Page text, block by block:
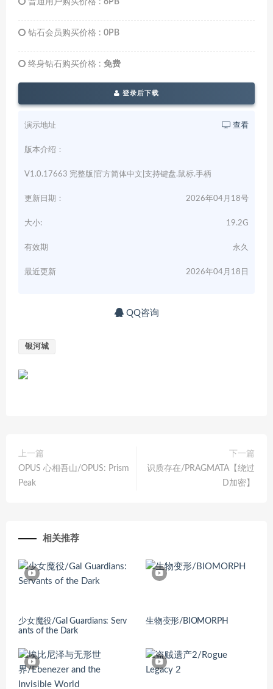
钻石会员购买价格 : 0PB
终身钻石购买价格 : 免费
登录后下载
演示地址 查看
版本介绍：
V1.0.17663 完整版|官方简体中文|支持键盘.鼠标.手柄
更新日期： 2026年04月18号
大小: 19.2G
有效期 永久
最近更新 2026年04月18日
QQ咨询
银河城
上一篇
OPUS 心相吾山/OPUS: Prism
Peak
下一篇
识质存在/PRAGMATA【绕过
D加密】
相关推荐
少女魔役/Gal Guardians: Serv
ants of the Dark
生物变形/BIOMORPH